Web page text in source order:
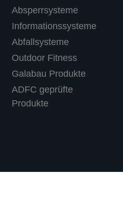
Absperrsysteme
Informationssysteme
Abfallsysteme
Outdoor Fitness
Galabau Produkte
ADFC geprüfte
Produkte
Erfahren Sie